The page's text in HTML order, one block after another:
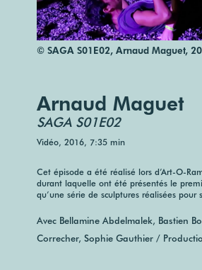
© SAGA S01E02, Arnaud Maguet,
Arnaud Maguet
SAGA S01E02
Vidéo, 2016, 7:35 min
Cet épisode a été réalisé lors d’Art-O-
durant laquelle ont été présentés le
qu’une série de sculptures réalisées pour
Avec Bellamine Abdelmalek, Bastien
Correcher, Sophie Gauthier /